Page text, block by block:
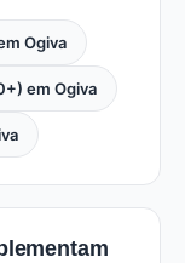
Ogiva
em Ogiva